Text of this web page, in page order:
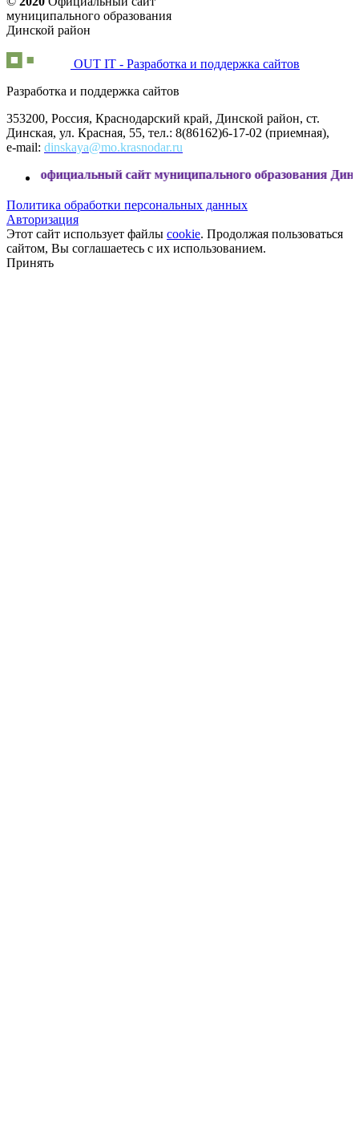
муниципального образования
Динской район
OUT IT - Разработка и поддержка сайтов
Разработка и поддержка сайтов
353200, Россия, Краснодарский край, Динской район, ст.
Динская, ул. Красная, 55, тел.: 8(86162)6-17-02 (приемная),
e-mail: dinskaya@mo.krasnodar.ru
сайт муниципального образования Динской район
Политика обработки персональных данных
Авторизация
Этот сайт использует файлы cookie. Продолжая пользоваться
сайтом, Вы соглашаетесь с их использованием.
Принять